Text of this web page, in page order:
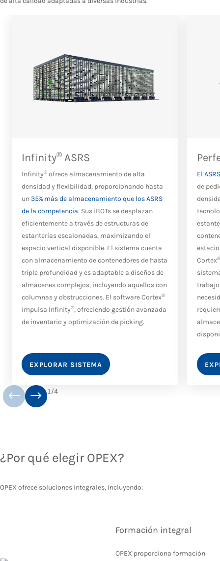
Infinity® ASRS
Infinity® ofrece almacenamiento de alta
densidad y flexibilidad, proporcionando hasta
un35% más de almacenamiento que los ASRS
de la competencia. Sus iBOTs se desplazan
eficientemente a través de estructuras de
estanterías escalonadas, maximizando el
espacio vertical disponible. El sistema cuenta
con almacenamiento de contenedores de hasta
triple profundidad y es adaptable a diseños de
almacenes complejos, incluyendo aquellos con
columnas y obstrucciones. El software Cortex®
impulsa Infinity®, ofreciendo gestión avanzada
de inventario y optimización de picking.
EXPLORAR SISTEMA
El
de
Cortex®
1/4
¿Por qué elegir OPEX?
OPEX ofrece soluciones integrales, incluyendo:
Formación integral
OPEX proporciona formación